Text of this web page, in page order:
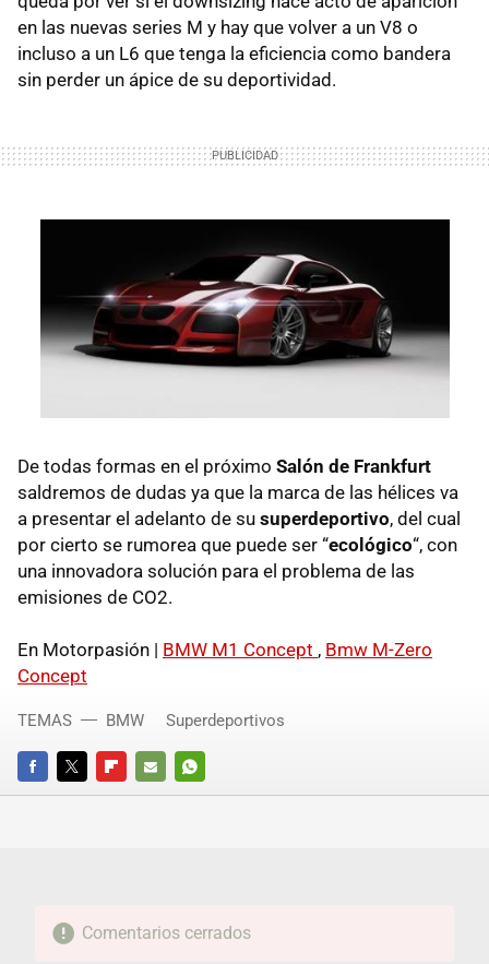
en las nuevas series M y hay que volver a un V8 o
incluso a un L6 que tenga la eficiencia como bandera
sin perder un ápice de su deportividad.
De todas formas en el próximo Salón de Frankfurt
saldremos de dudas ya que la marca de las hélices va
a presentar el adelanto de su superdeportivo, del cual
por cierto se rumorea que puede ser “ecológico“, con
una innovadora solución para el problema de las
emisiones de CO2.
En Motorpasión | BMW M1 Concept , Bmw M-Zero
Concept
FACEBOOKTWITTERFLIPBOARD
E-
WHATSAPP
TEMAS BMW Superdeportivos
Comentarios cerrados